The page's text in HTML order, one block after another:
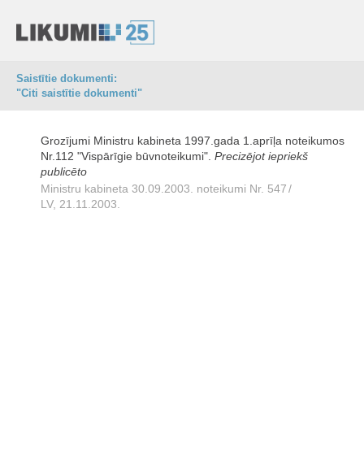
Saistītie dokumenti:
"Citi saistītie dokumenti"
Grozījumi Ministru kabineta 1997.gada 1.aprīļa noteikumos
Nr.112 "Vispārīgie būvnoteikumi". Precizējot iepriekš
publicēto
Ministru kabineta 30.09.2003. noteikumi Nr. 547/
LV, 21.11.2003.